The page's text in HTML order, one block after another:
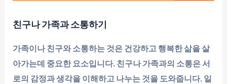
친구나 가족과 소통하기
가족이나 친구와 소통하는 것은 건강하고 행복한 삶을 살
아가는데 중요한 요소입니다. 친구나 가족과의 소통은 서
로의 감정과 생각을 이해하고 나누는 것을 도와줍니다. 일